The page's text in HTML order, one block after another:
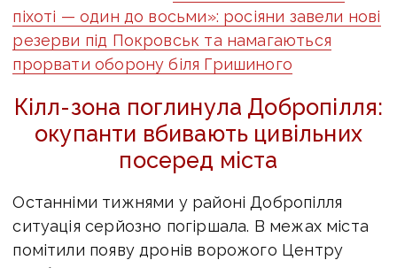
піхоті — один до восьми»: росіяни завели нові
резерви під Покровськ та намагаються
прорвати оборону біля Гришиного
Кілл-зона поглинула Добропілля:
окупанти вбивають цивільних
посеред міста
Останніми тижнями у районі Добропілля
ситуація серйозно погіршала. В межах міста
помітили появу дронів ворожого Центру